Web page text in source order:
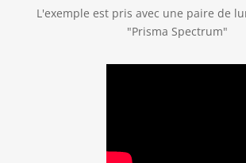
L'exemple est pris avec une paire de
"Prisma Spectrum"